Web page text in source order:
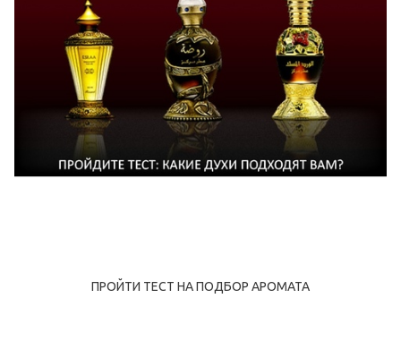
ПРОЙТИ ТЕСТ НА ПОДБОР АРОМАТА